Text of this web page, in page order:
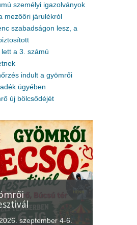
személyi igazolványok
mezőőri járulékról
szabadságon lesz, a
a 3. számú
indult a gyömrői
ügyében
új bölcsődéjét
szeptember 4-6.